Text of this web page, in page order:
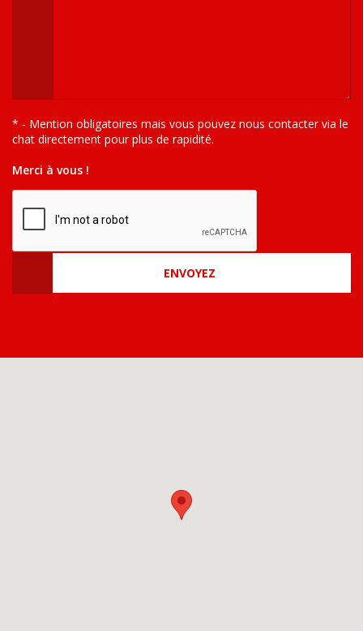
* - Mention obligatoires mais vous pouvez nous contacter via le
chat directement pour plus de rapidité.
Merci à vous !
ENVOYEZ